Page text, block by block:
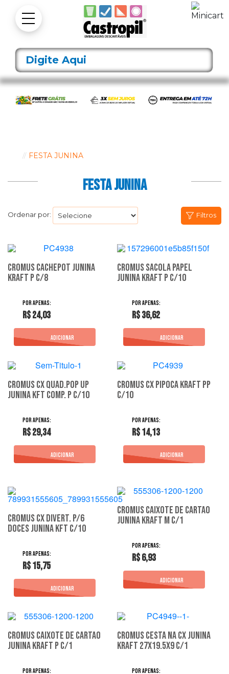
FESTA JUNINA
FESTA JUNINA
Filtros
Ordenar por:
Cromus Cachepot Junina
Kraft P C/8
R$ 24,03
Cromus Sacola Papel
Junina Kraft P C/10
R$ 36,62
Cromus Cx Quad.Pop Up
Junina Kft Comp. P C/10
R$ 29,34
Cromus Cx Pipoca Kraft Pp
C/10
R$ 14,13
Cromus Cx Divert. P/6
Doces Junina Kft C/10
R$ 15,75
Cromus Caixote De Cartao
Junina Kraft M C/1
R$ 6,93
Cromus Caixote De Cartao
Junina Kraft P C/1
Cromus Cesta Na Cx Junina
Kraft 27X19.5X9 C/1